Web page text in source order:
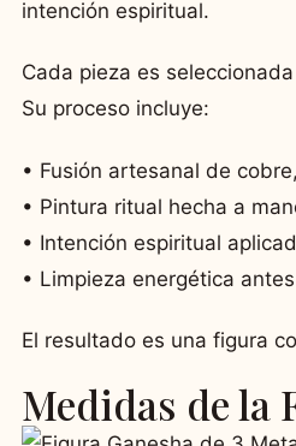
Cada pieza es
Su proceso incluye:
• Fusión artesanal de
• Pintura ritual hecha a
• Intención espiritual
• Limpieza energética
El resultado es una figura
Medidas de la